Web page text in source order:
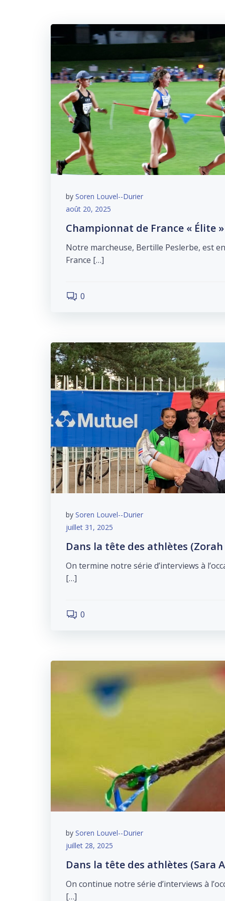
by Soren Louvel--Durier
août 20, 2025
Championnat de France « Élite
Notre marcheuse, Bertille Peslerbe, est
France […]
0
by Soren Louvel--Durier
juillet 31, 2025
Dans la tête des athlètes
On termine notre série d’interviews à
[…]
0
by Soren Louvel--Durier
juillet 28, 2025
Dans la tête des athlètes (Sara
On continue notre série d’interviews à
[…]